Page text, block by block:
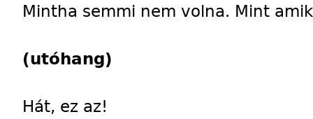
Mintha semmi nem volna. Mint
(utóhang)
Hát, ez az!